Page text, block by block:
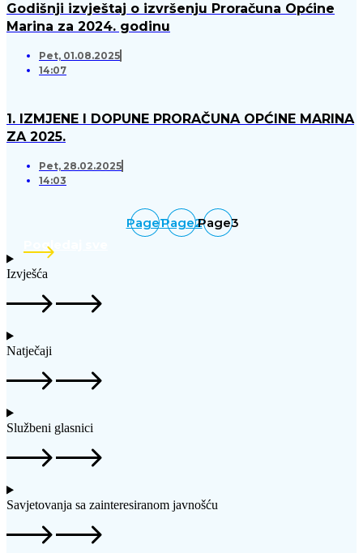
Godišnji izvještaj o izvršenju Proračuna Općine
Marina za 2024. godinu
Pet, 01.08.2025
14:07
1. IZMJENE I DOPUNE PRORAČUNA OPĆINE MARINA
ZA 2025.
Pet, 28.02.2025
14:03
Page1Page2Page3
Pogledaj sve
Izvješća
Natječaji
Službeni glasnici
Savjetovanja sa zainteresiranom javnošću